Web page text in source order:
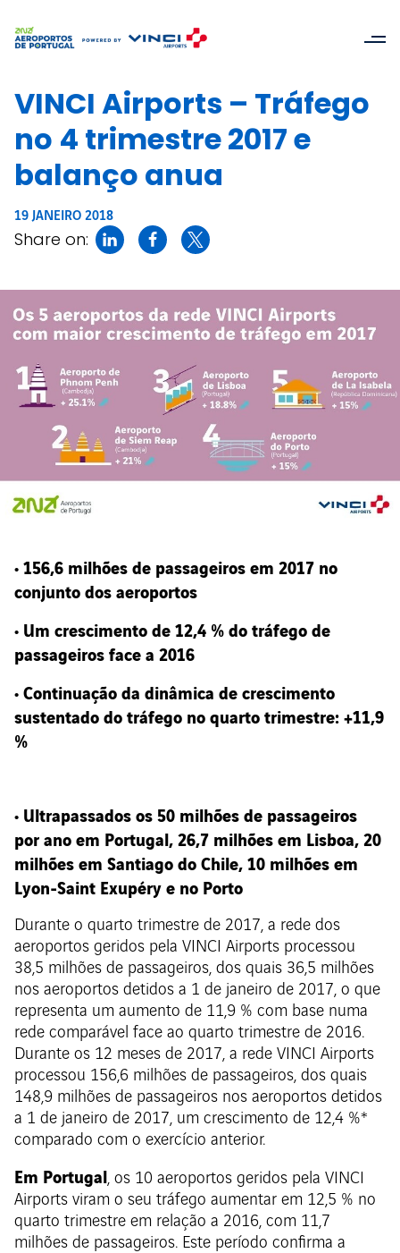
VINCI Airports – Tráfego
no 4 trimestre 2017 e
balanço anua
19 JANEIRO 2018
Share on:
• 156,6 milhões de passageiros em 2017 no
conjunto dos aeroportos
• Um crescimento de 12,4 % do tráfego de
passageiros face a 2016
• Continuação da dinâmica de crescimento
sustentado do tráfego no quarto trimestre: +11,9
%
• Ultrapassados os 50 milhões de passageiros
por ano em Portugal, 26,7 milhões em Lisboa, 20
milhões em Santiago do Chile, 10 milhões em
Lyon-Saint Exupéry e no Porto
Durante o quarto trimestre de 2017, a rede dos
aeroportos geridos pela VINCI Airports processou
38,5 milhões de passageiros, dos quais 36,5 milhões
nos aeroportos detidos a 1 de janeiro de 2017, o que
representa um aumento de 11,9 % com base numa
rede comparável face ao quarto trimestre de 2016.
Durante os 12 meses de 2017, a rede VINCI Airports
processou 156,6 milhões de passageiros, dos quais
148,9 milhões de passageiros nos aeroportos detidos
a 1 de janeiro de 2017, um crescimento de 12,4 %*
comparado com o exercício anterior.
Em Portugal, os 10 aeroportos geridos pela VINCI
Airports viram o seu tráfego aumentar em 12,5 % no
quarto trimestre em relação a 2016, com 11,7
milhões de passageiros. Este período confirma a